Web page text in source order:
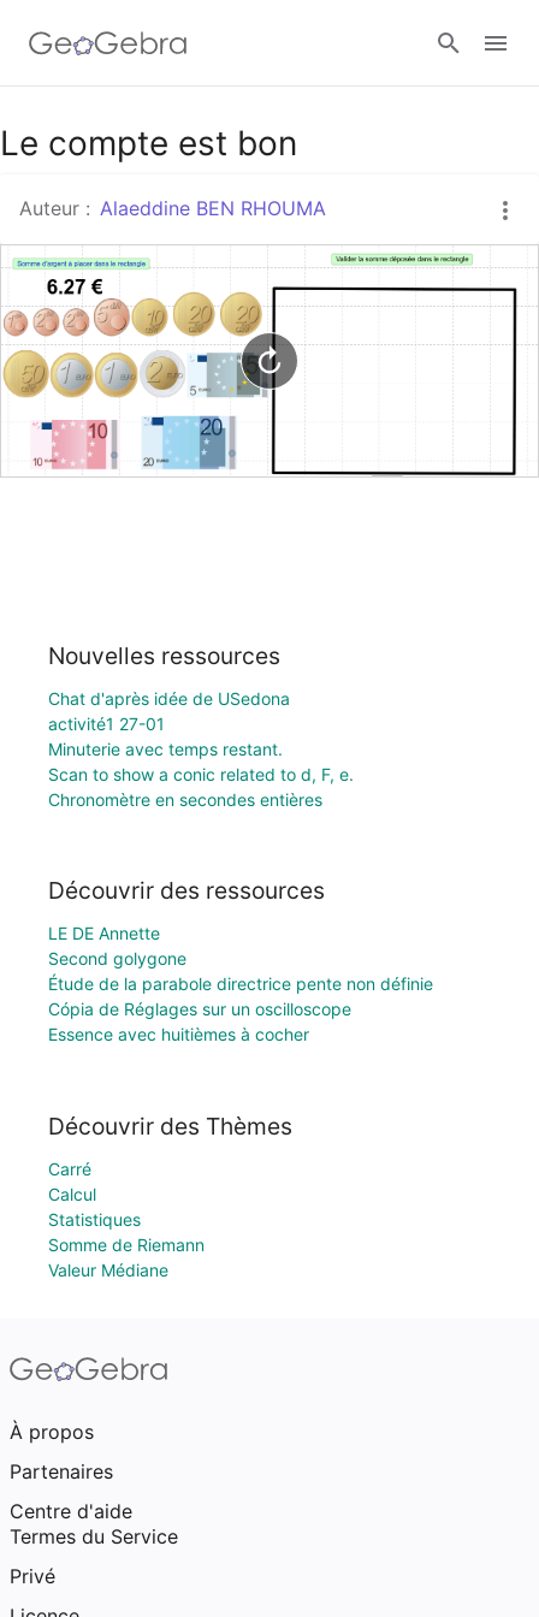
Google Classroom
Classe GeoGebra
Se connecter
Le compte est bon
Auteur : Alaeddine BEN RHOUMA
Nouvelles ressources
Chat d'après idée de USedona
activité1 27-01
Minuterie avec temps restant.
Scan to show a conic related to d, F, e.
Chronomètre en secondes entières
Découvrir des ressources
LE DE Annette
Second golygone
Étude de la parabole directrice pente non définie
Cópia de Réglages sur un oscilloscope
Essence avec huitièmes à cocher
Découvrir des Thèmes
Carré
Calcul
Statistiques
Somme de Riemann
Valeur Médiane
À propos
Partenaires
Centre d'aide
Termes du Service
Privé